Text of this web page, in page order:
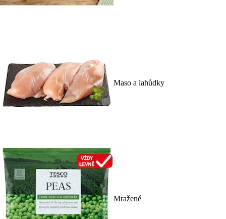
Maso a lahůdky
Mražené